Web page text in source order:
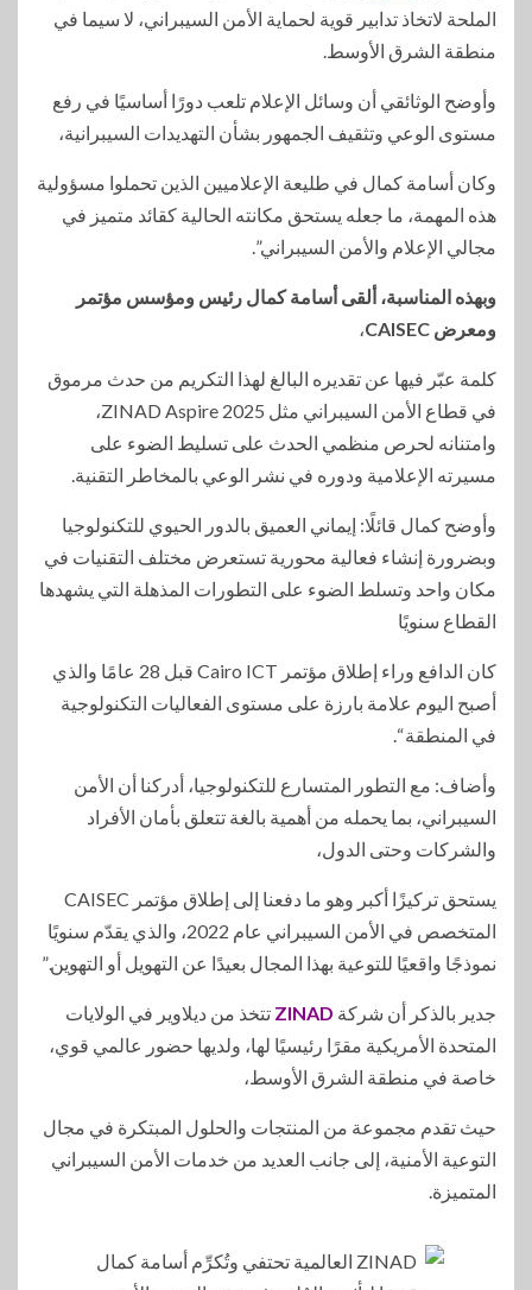
الملحة لاتخاذ تدابير قوية لحماية الأمن السيبراني، لا سيما في
منطقة الشرق الأوسط.
وأوضح الوثائقي أن وسائل الإعلام تلعب دورًا أساسيًا في رفع
مستوى الوعي وتثقيف الجمهور بشأن التهديدات السيبرانية،
وكان أسامة كمال في طليعة الإعلاميين الذين تحملوا مسؤولية
هذه المهمة، ما جعله يستحق مكانته الحالية كقائد متميز في
مجالي الإعلام والأمن السيبراني”.
وبهذه المناسبة، ألقى أسامة كمال رئيس ومؤسس مؤتمر
ومعرض CAISEC
،
كلمة عبّر فيها عن تقديره البالغ لهذا التكريم من حدث مرموق
في قطاع الأمن السيبراني مثل ZINAD Aspire 2025،
وامتنانه لحرص منظمي الحدث على تسليط الضوء على
مسيرته الإعلامية ودوره في نشر الوعي بالمخاطر التقنية.
وأوضح كمال قائلًا: إيماني العميق بالدور الحيوي للتكنولوجيا
وبضرورة إنشاء فعالية محورية تستعرض مختلف التقنيات في
مكان واحد وتسلط الضوء على التطورات المذهلة التي يشهدها
القطاع سنويًا
كان الدافع وراء إطلاق مؤتمر Cairo ICT قبل 28 عامًا والذي
أصبح اليوم علامة بارزة على مستوى الفعاليات التكنولوجية
في المنطقة “.
وأضاف: مع التطور المتسارع للتكنولوجيا، أدركنا أن الأمن
السيبراني، بما يحمله من أهمية بالغة تتعلق بأمان الأفراد
والشركات وحتى الدول،
يستحق تركيزًا أكبر وهو ما دفعنا إلى إطلاق مؤتمر CAISEC
المتخصص في الأمن السيبراني عام 2022، والذي يقدّم سنويًا
نموذجًا واقعيًا للتوعية بهذا المجال بعيدًا عن التهويل أو التهوين.”
جدير بالذكر أن شركة ZINAD تتخذ من ديلاوير في الولايات
المتحدة الأمريكية مقرًا رئيسيًا لها، ولديها حضور عالمي قوي،
خاصة في منطقة الشرق الأوسط،
حيث تقدم مجموعة من المنتجات والحلول المبتكرة في مجال
التوعية الأمنية، إلى جانب العديد من خدمات الأمن السيبراني
المتميزة.